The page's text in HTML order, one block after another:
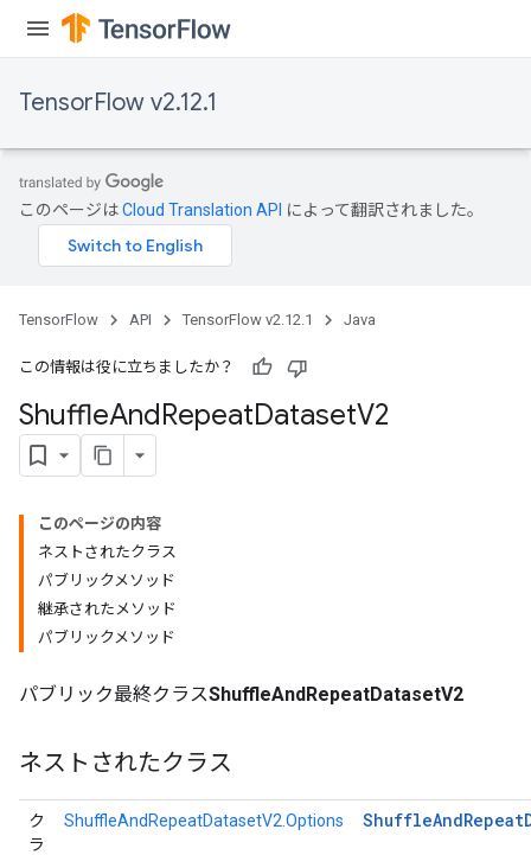
TensorFlow v2.12.1
このページはCloud Translation API によって翻訳されました。
TensorFlow API TensorFlow v2.12.1 Java
この情報は役に立ちましたか？
ShuffleAndRepeatDatasetV2
このページの内容
ネストされたクラス
パブリックメソッド
継承されたメソッド
パブリックメソッド
パブリック最終クラスShuffleAndRepeatDatasetV2
ネストされたクラス
ク
ラ
ShuffleAndRepeatDatasetV2.Options ShuffleAndRepeat